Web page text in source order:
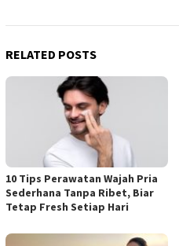
RELATED POSTS
10 Tips Perawatan Wajah Pria
Sederhana Tanpa Ribet, Biar
Tetap Fresh Setiap Hari